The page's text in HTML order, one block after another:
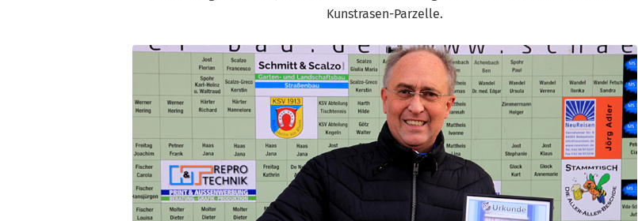
Kunstrasen-Parzelle.